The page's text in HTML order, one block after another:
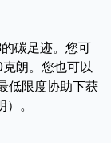
碳足迹。您可
朗。您也可以
低限度协助下获
。